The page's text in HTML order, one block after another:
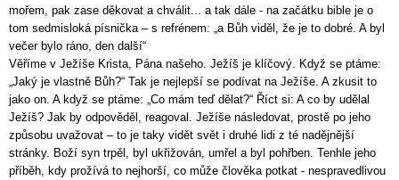
mořem, pak zase děkovat a chválit... a tak dále - na začátku bible je o
tom sedmisloká písnička – s refrénem: „a Bůh viděl, že je to dobré. A byl
večer bylo ráno, den další“
Věříme v Ježíše Krista, Pána našeho. Ježíš je klíčový. Když se ptáme:
„Jaký je vlastně Bůh?“ Tak je nejlepší se podívat na Ježíše. A zkusit to
jako on. A když se ptáme: „Co mám teď dělat?“ Říct si: A co by udělal
Ježíš? Jak by odpověděl, reagoval. Ježíše následovat, prostě po jeho
způsobu uvažovat – to je taky vidět svět i druhé lidi z té nadějnější
stránky. Boží syn trpěl, byl ukřižován, umřel a byl pohřben. Tenhle jeho
příběh, kdy prožívá to nejhorší, co může člověka potkat - nespravedlivou